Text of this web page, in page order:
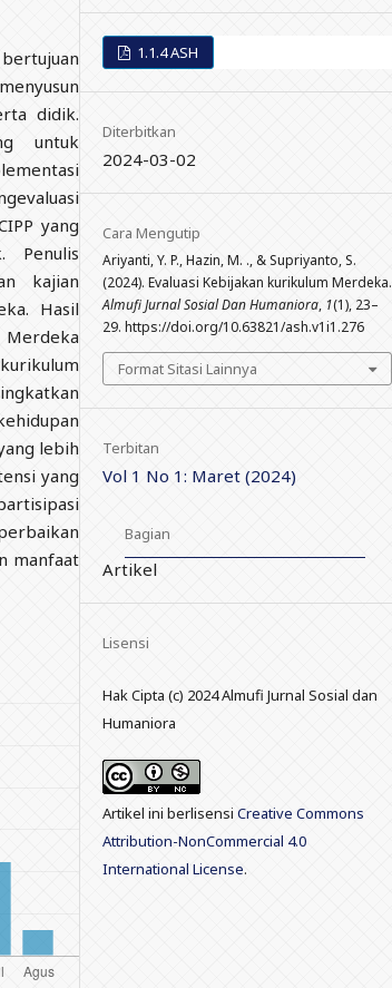
didik.
untuk
yang
Penulis
kajian
Hasil
lebih
yang
manfaat
1.1.4 ASH
Diterbitkan
2024-03-02
Cara Mengutip
Ariyanti, Y. P., Hazin, M. ., & Supriyanto, S.
(2024). Evaluasi Kebijakan kurikulum Merdeka.
Almufi Jurnal Sosial Dan Humaniora, 1(1), 23–
29. https://doi.org/10.63821/ash.v1i1.276
Format Sitasi Lainnya
Terbitan
Vol 1 No 1: Maret (2024)
Bagian
Artikel
Lisensi
Hak Cipta (c) 2024 Almufi Jurnal Sosial dan
Humaniora
Artikel ini berlisensi Creative Commons
Attribution-NonCommercial 4.0
International License.